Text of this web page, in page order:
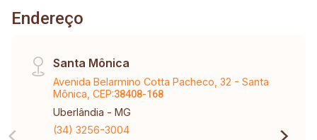
Endereço
Santa Mônica
Avenida Belarmino Cotta Pacheco, 32 - Santa
Mônica, CEP:38408-168
Uberlândia - MG
(34) 3256-3004